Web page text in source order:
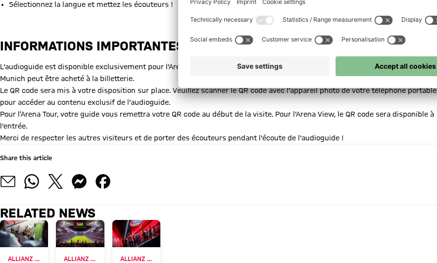
Sélectionnez la langue et mettez les écouteurs !
INFORMATIONS IMPORTANTES :
L'audioguide est disponible exclusivement pour l'Arena Tour et l'Arena View. Un audioguide séparé pour le musée du Bayern
Munich peut être acheté à la billetterie.
Le QR code sera mis à votre disposition sur place. Veuillez scanner le QR code avec l'appareil photo de votre téléphone portable
pour accéder au contenu exclusif de l'audioguide.
Pour l’Arena Tour, votre guide vous remettra votre QR code au début de la visite. Pour l'Arena View, le QR code sera disponible à
l'entrée.
Merci de respecter les autres visiteurs et de porter des écouteurs pendant l'écoute de l'audioguide !
Share this article
RELATED NEWS